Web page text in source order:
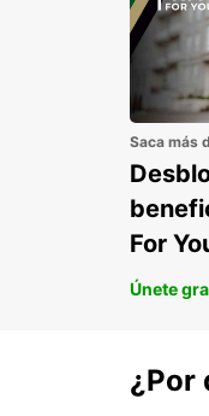
Saca más
For
Únete
¿Por